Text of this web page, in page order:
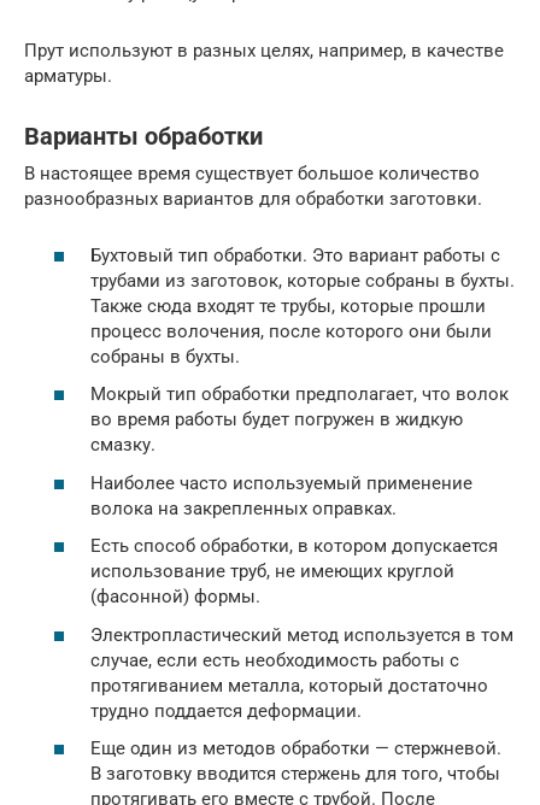
Прут используют в разных целях, например, в качестве
арматуры.
Варианты обработки
В настоящее время существует большое количество
разнообразных вариантов для обработки заготовки.
Бухтовый тип обработки. Это вариант работы с
трубами из заготовок, которые собраны в бухты.
Также сюда входят те трубы, которые прошли
процесс волочения, после которого они были
собраны в бухты.
Мокрый тип обработки предполагает, что волок
во время работы будет погружен в жидкую
смазку.
Наиболее часто используемый применение
волока на закрепленных оправках.
Есть способ обработки, в котором допускается
использование труб, не имеющих круглой
(фасонной) формы.
Электропластический метод используется в том
случае, если есть необходимость работы с
протягиванием металла, который достаточно
трудно поддается деформации.
Еще один из методов обработки — стержневой.
В заготовку вводится стержень для того, чтобы
протягивать его вместе с трубой. После